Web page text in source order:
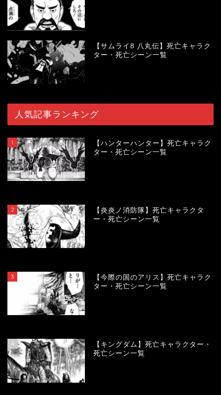
【サムライ8 八丸伝】死亡キャラク
ター・死亡シーン一覧
人気記事ランキング
1
【ハンターハンター】死亡キャラク
ター・死亡シーン一覧
2
【炎炎ノ消防隊】死亡キャラクタ
ー・死亡シーン一覧
3
【今際の国のアリス】死亡キャラク
ター・死亡シーン一覧
4
【キングダム】死亡キャラクター・
死亡シーン一覧